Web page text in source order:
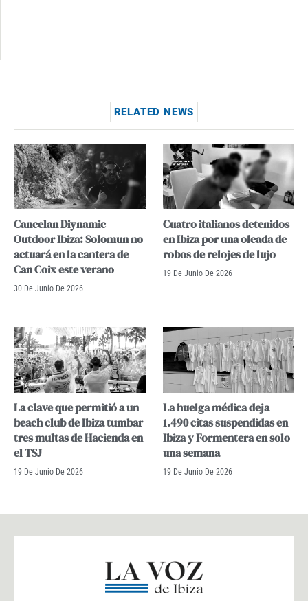
RELATED NEWS
Cancelan Diynamic
Outdoor Ibiza: Solomun no
actuará en la cantera de
Can Coix este verano
30 De Junio De 2026
Cuatro italianos detenidos
en Ibiza por una oleada de
robos de relojes de lujo
19 De Junio De 2026
La clave que permitió a un
beach club de Ibiza tumbar
tres multas de Hacienda en
el TSJ
19 De Junio De 2026
La huelga médica deja
1.490 citas suspendidas en
Ibiza y Formentera en solo
una semana
19 De Junio De 2026